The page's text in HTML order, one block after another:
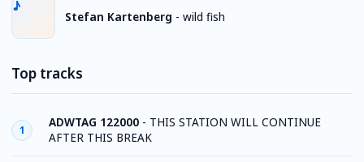
Stefan Kartenberg - wild fish
Top tracks
1
ADWTAG 122000 - THIS STATION WILL CONTINUE
AFTER THIS BREAK